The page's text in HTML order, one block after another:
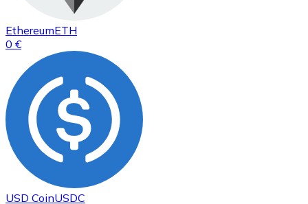
EthereumETH
0 €
USD CoinUSDC